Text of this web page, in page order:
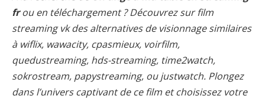
frou en téléchargement ? Découvrez sur film
streaming vk des alternatives de visionnage similaires
à wiflix, wawacity, cpasmieux, voirfilm,
quedustreaming, hds-streaming, time2watch,
sokrostream, papystreaming, ou justwatch. Plongez
dans l’univers captivant de ce film et choisissez votre